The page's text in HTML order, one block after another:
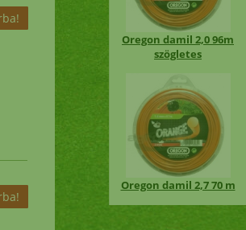
Oregon damil 2,0 96m
szögletes
Oregon damil 2,7 70 m